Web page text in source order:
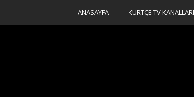
ANASAYFA KÜRTÇE TV KANALLARI